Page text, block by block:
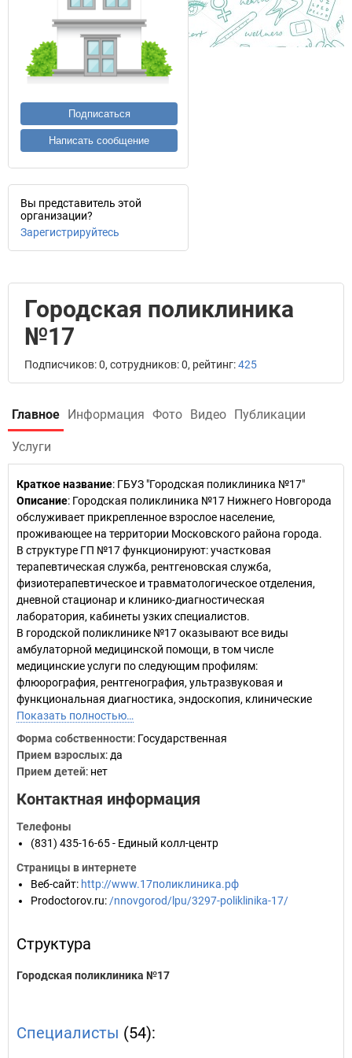
Подписаться
Написать сообщение
Вы представитель этой
организации?
Зарегистрируйтесь
Городская поликлиника
№17
Подписчиков: 0, сотрудников: 0, рейтинг:425
Главное Информация Фото Видео Публикации
Услуги
Краткое название: ГБУЗ "Городская поликлиника №17"
Описание: Городская поликлиника №17 Нижнего Новгорода
обслуживает прикрепленное взрослое население,
проживающее на территории Московского района города.
В структуре ГП №17 функционируют: участковая
терапевтическая служба, рентгеновская служба,
физиотерапевтическое и травматологическое отделения,
дневной стационар и клинико-диагностическая
лаборатория, кабинеты узких специалистов.
В городской поликлинике №17 оказывают все виды
амбулаторной медицинской помощи, в том числе
медицинские услуги по следующим профилям:
флюорография, рентгенография, ультразвуковая и
функциональная диагностика, эндоскопия, клинические
Показать полностью…
Форма собственности: Государственная
Прием взрослых: да
Прием детей: нет
Контактная информация
Телефоны
(831) 435-16-65 - Единый колл-центр
Страницы в интернете
Веб-сайт: http://www.17поликлиника.рф
Prodoctorov.ru: /nnovgorod/lpu/3297-poliklinika-17/
Структура
Городская поликлиника №17
Специалисты (54):